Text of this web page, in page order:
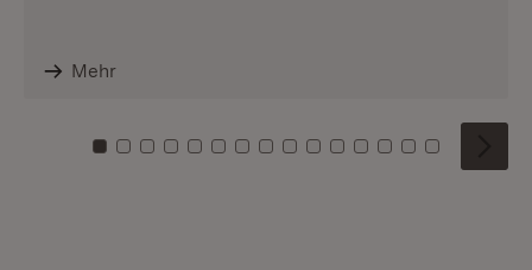
Mehr
Zu Kachel: 0
Zu Kachel: 1
Zu Kachel: 2
Zu Kachel: 3
Zu Kachel: 4
Zu Kachel: 5
Zu Kachel: 6
Zu Kachel: 7
Zu Kachel: 8
Zu Kachel: 9
Zu Kachel: 10
Zu Kachel: 11
Zu Kachel: 12
Zu Kachel:
Zu